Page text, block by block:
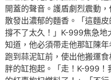
開蓋的聲音。護盾劇烈震動
散發出濃郁的麵香。「這麵皮
撐不了太久！」K-999焦急地
知道，他必須帶走他那缸陳
跑到蒜泥缸前，使出他搬運
胖的缸抱起。「走！K-999